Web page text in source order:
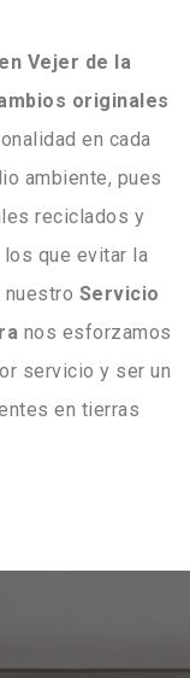
Vejer de la
originales
en cada
ambiente, pues
reciclados y
que evitar la
Servicio
nos esforzamos
servicio y ser un
en tierras